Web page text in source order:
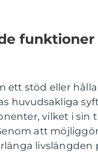
funktioner
ett stöd eller
huvudsakliga
vilket i sin
att
livslängden